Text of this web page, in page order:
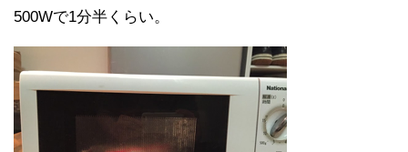
500Wで1分半くらい。